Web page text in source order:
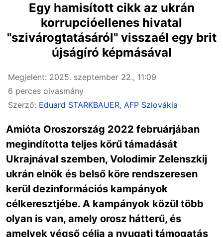
Egy hamisított cikk az ukrán
korrupcióellenes hivatal
"szivárogtatásáról" visszaél egy brit
újságíró képmásával
Megjelent: 2025. szeptember 22., 11:09
6 perces olvasmány
Szerző: Eduard STARKBAUER, AFP Szlovákia
Amióta Oroszország 2022 februárjában
megindította teljes körű támadását
Ukrajnával szemben, Volodimir Zelenszkij
ukrán elnök és belső köre rendszeresen
kerül dezinformációs kampányok
célkeresztjébe. A kampányok közül több
olyan is van, amely orosz hátterű, és
amelyek végső célja a nyugati támogatás